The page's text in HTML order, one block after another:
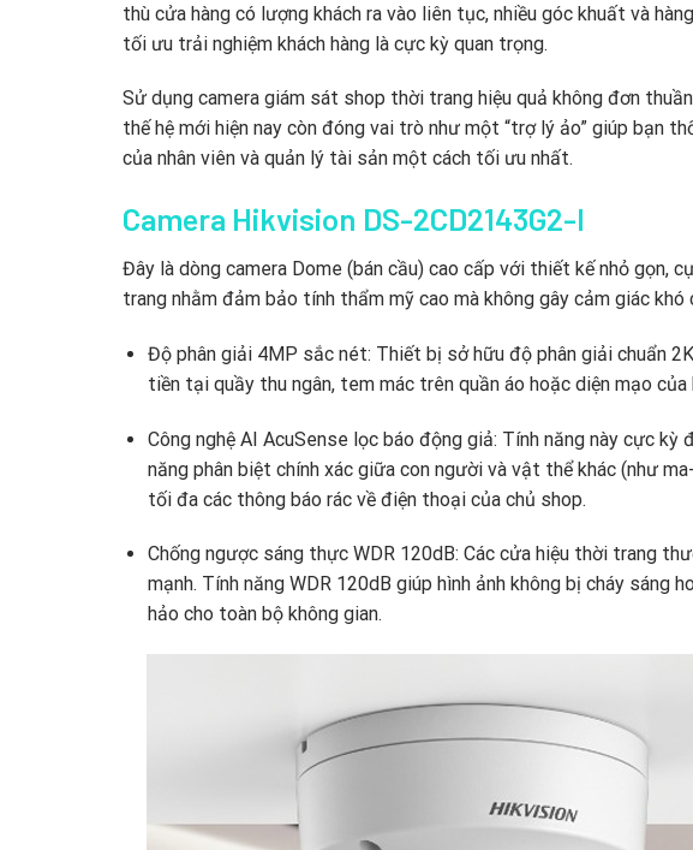
thù cửa hàng có lượng khách ra vào liên tục, nhiều góc khuất và
tối ưu trải nghiệm khách hàng là cực kỳ quan trọng.
Sử dụng camera giám sát shop thời trang hiệu quả không đơn thuần
thế hệ mới hiện nay còn đóng vai trò như một “trợ lý ảo” giúp bạn
của nhân viên và quản lý tài sản một cách tối ưu nhất.
Camera Hikvision DS-2CD2143G2-I
Đây là dòng camera Dome (bán cầu) cao cấp với thiết kế nhỏ gọn,
trang nhằm đảm bảo tính thẩm mỹ cao mà không gây cảm giác khó
Độ phân giải 4MP sắc nét: Thiết bị sở hữu độ phân giải chuẩn
tiền tại quầy thu ngân,tem mác trên quần áo hoặc diện mạo của
Công nghệ AI AcuSense lọc báo động giả: Tính năng này cực kỳ
năng phân biệt chính xác giữa con người và vật thể khác (như
tối đa các thông báo rác về điện thoại của chủ shop.
Chống ngược sáng thực WDR 120dB: Các cửa hiệu thời trang
mạnh. Tính năng WDR 120dB giúp hình ảnh không bị cháy sáng
hảo cho toàn bộ không gian.